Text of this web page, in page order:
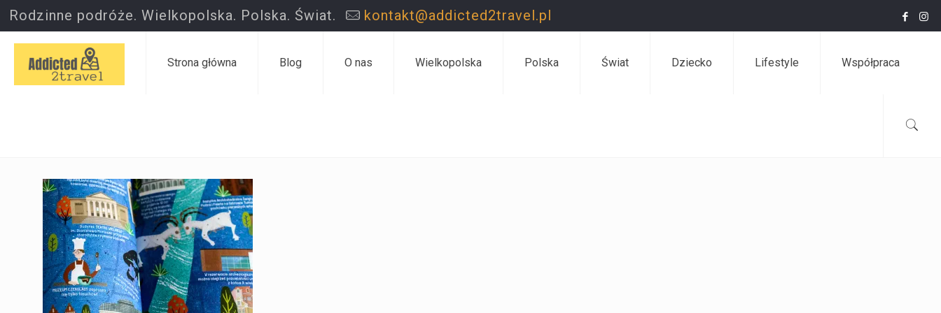
Rodzinne podróże. Wielkopolska. Polska. Świat. kontakt@addicted2travel.pl
Strona główna Blog O nas Wielkopolska Polska Świat Dziecko Lifestyle Współpraca